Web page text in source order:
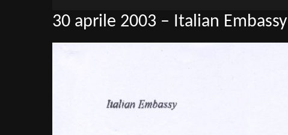
30 aprile 2003 – Italian Embassy